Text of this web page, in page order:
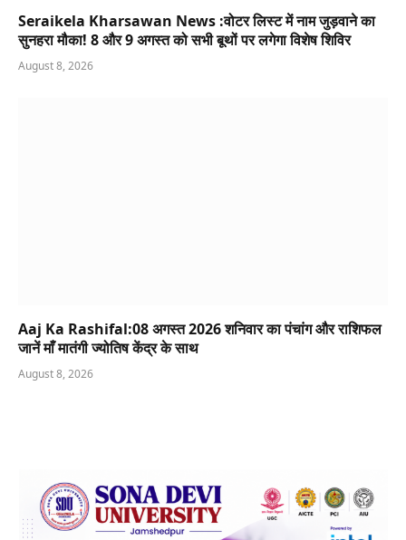
Seraikela Kharsawan News :वोटर लिस्ट में नाम जुड़वाने का
सुनहरा मौका! 8 और 9 अगस्त को सभी बूथों पर लगेगा विशेष शिविर
August 8, 2026
Aaj Ka Rashifal:08 अगस्त 2026 शनिवार का पंचांग और राशिफल
जानें माँ मातंगी ज्योतिष केंद्र के साथ
August 8, 2026